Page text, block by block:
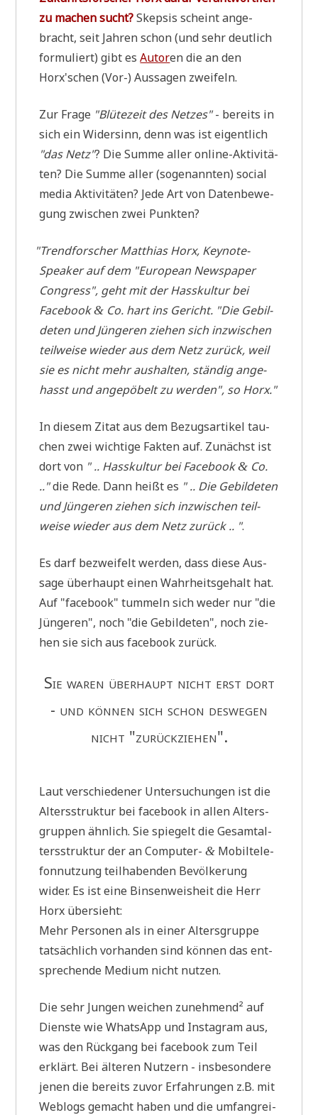
zu machen sucht?Skep­sis scheint ange­
bracht, seit Jah­ren schon (und sehr deut­lich
for­mu­liert) gibt esAutoren die an den
Horx'schen (Vor-) Aus­sa­gen zweifeln.
Zur Fra­ge "Blü­te­zeit des Net­zes"- bereits in
sich ein Wider­sinn, denn was ist eigent­lich
"das Netz"? Die Sum­me aller online-Akti­vi­tä­
ten? Die Sum­me aller (soge­nann­ten) social
media Akti­vi­tä­ten? Jede Art von Daten­be­we­
gung zwi­schen zwei Punkten?
"Trend­for­scher Mat­thi­as Horx, Key­note-
Spea­k­er auf dem "Euro­pean News­pa­per
Con­gress", geht mit der Hass­kul­tur bei
Face­book& Co. hart ins Gericht. "Die Gebil­
de­ten und Jün­ge­ren zie­hen sich inzwi­schen
teil­weise wie­der aus dem Netz zurück, weil
sie es nicht mehr aus­hal­ten, stän­dig ange­
hasst und ange­pö­belt zu wer­den", so Horx."
In die­sem Zitat aus dem Bezugs­ar­ti­kel tau­
chen zwei wich­ti­ge Fak­ten auf. Zunächst ist
dort von " .. Hass­kul­tur bei Face­book& Co.
.."die Rede. Dann heißt es " .. Die Gebil­de­ten
und Jün­ge­ren zie­hen sich inzwi­schen teil­
weise wie­der aus dem Netz zurück .. ".
Es darf bezwei­felt wer­den, dass die­se Aus­
sa­ge über­haupt einen Wahr­heits­ge­halt hat.
Auf "face­book" tum­meln sich weder nur "die
Jün­ge­ren", noch "die Gebil­de­ten", noch zie­
hen sie sich aus face­book zurück.
Sie waren über­haupt nicht erst dort
- und kön­nen sich schon des­we­gen
nicht "zurück­zie­hen".
Laut ver­schie­de­ner Unter­su­chun­gen ist die
Alters­struk­tur bei face­book in allen Alters­
grup­pen ähn­lich. Sie spie­gelt die Gesamt­al­
ters­struk­tur der an Com­pu­ter-& Mobil­te­le­
fon­nut­zung teil­ha­ben­den Bevöl­ke­rung
wider. Es ist eine Bin­sen­weis­heit die Herr
Horx übersieht:
Mehr Per­so­nen als in einer Alters­grup­pe
tat­säch­lich vor­han­den sind kön­nen das ent­
spre­chen­de Medi­um nicht nutzen.
Die sehr Jun­gen wei­chen zuneh­men­d² auf
Dien­ste wie Whats­App und Insta­gram aus,
was den Rück­gang bei face­book zum Teil
erklärt. Bei älte­ren Nut­zern - ins­be­son­de­re
jenen die bereits zuvor Erfah­run­gen z.B. mit
Web­logs gemacht haben und die umfang­rei­